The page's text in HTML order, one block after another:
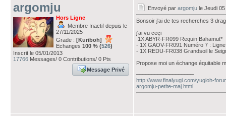
argomju
Hors Ligne
Membre Inactif depuis le
27/11/2025
Grade : [Kuriboh]
Echanges 100 % (526)
Inscrit le 05/01/2013
17766 Messages/ 0 Contributions/ 0 Pts
Message Privé
Envoyé par argomju le Jeudi
Bonsoir j'ai de tes recherches 3
j'ai vu ceçi
1X ABYR-FR099 Requin Bahamut*
- 1X GAOV-FR091 Numéro 7 :
- 1X REDU-FR038 Grandsoil le
Propose moi un échange équitable
http://www.finalyugi.com/yugioh-
argomju-petite-maj.html